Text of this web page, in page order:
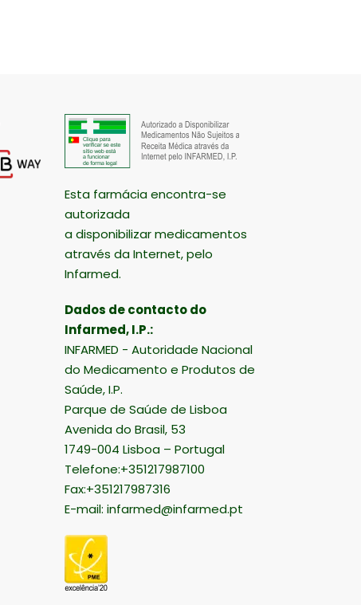
Esta farmácia encontra-se
autorizada
a disponibilizar medicamentos
através da Internet, pelo
Infarmed.
Dados de contacto do
Infarmed, I.P.:
INFARMED - Autoridade Nacional
do Medicamento e Produtos de
Saúde, I.P.
Parque de Saúde de Lisboa
Avenida do Brasil, 53
1749-004 Lisboa – Portugal
Telefone:+351217987100
Fax:+351217987316
E-mail: infarmed@infarmed.pt